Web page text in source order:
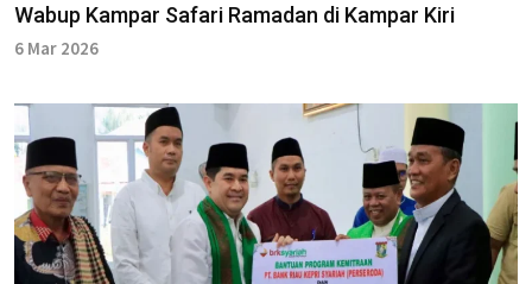
Wabup Kampar Safari Ramadan di Kampar Kiri
6 Mar 2026